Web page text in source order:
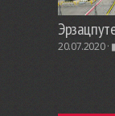
20.07.2020 ·